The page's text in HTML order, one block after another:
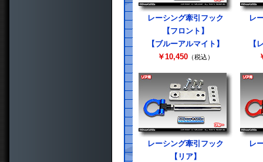
レーシング牽引フック
【フロント】
【ブルーアルマイト】
￥10,450 （税込）
レ
【
レーシング牽引フック
【リア】
レ